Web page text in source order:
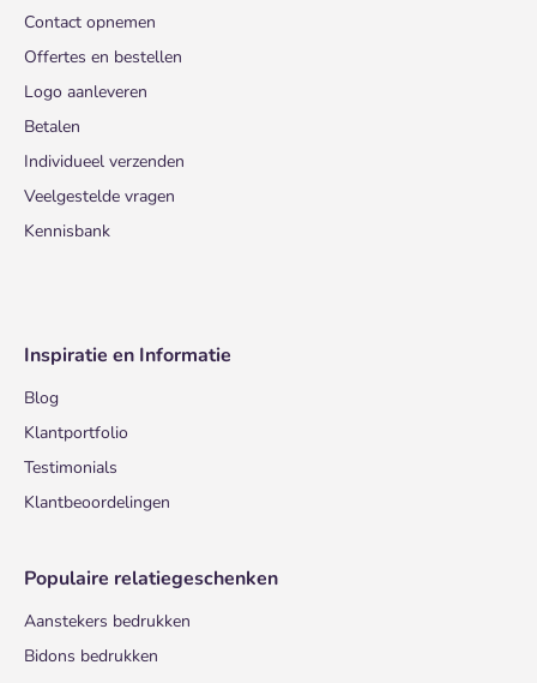
Contact opnemen
Offertes en bestellen
Logo aanleveren
Betalen
Individueel verzenden
Veelgestelde vragen
Kennisbank
Inspiratie en Informatie
Blog
Klantportfolio
Testimonials
Klantbeoordelingen
Populaire relatiegeschenken
Aanstekers bedrukken
Bidons bedrukken